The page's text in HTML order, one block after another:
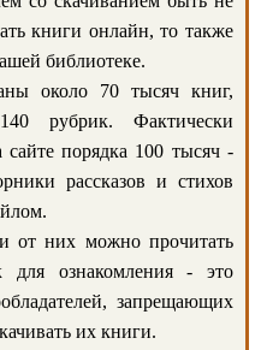
книги онлайн, то также
библиотеке.
около 70 тысяч книг,
рубрик. Фактически
порядка 100 тысяч -
рассказов и стихов
от них можно прочитать
для ознакомления - это
запрещающих
их книги.